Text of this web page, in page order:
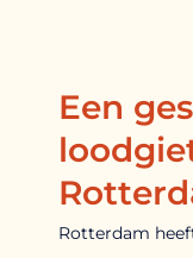
Een
Rotterdam